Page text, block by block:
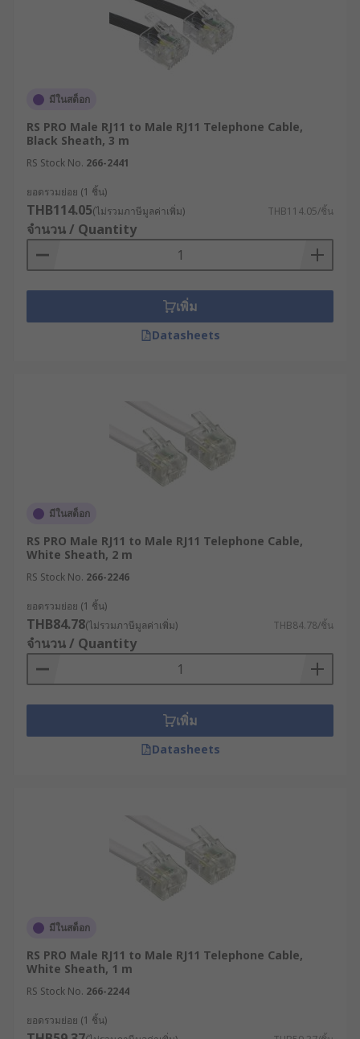
มีในสต็อก
RS PRO Male RJ11 to Male RJ11 Telephone Cable,
Black Sheath, 3 m
RS Stock No. 266-2441
ยอดรวมย่อย (1 ชิ้น)
THB114.05(ไม่รวมภาษีมูลค่าเพิ่ม) THB114.05/ชิ้น
จำนวน / Quantity
เพิ่ม
Datasheets
มีในสต็อก
RS PRO Male RJ11 to Male RJ11 Telephone Cable,
White Sheath, 2 m
RS Stock No. 266-2246
ยอดรวมย่อย (1 ชิ้น)
THB84.78(ไม่รวมภาษีมูลค่าเพิ่ม) THB84.78/ชิ้น
จำนวน / Quantity
เพิ่ม
Datasheets
มีในสต็อก
RS PRO Male RJ11 to Male RJ11 Telephone Cable,
White Sheath, 1 m
RS Stock No. 266-2244
ยอดรวมย่อย (1 ชิ้น)